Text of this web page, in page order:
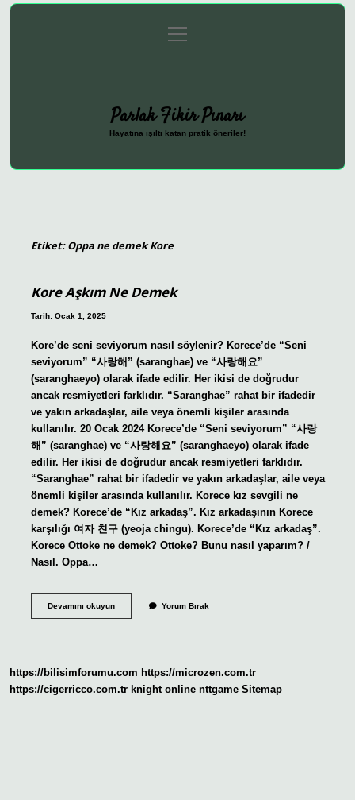
Gizlilik Politikası
menüyü
aç
Parlak Fikir Pınarı
Hayatına ışıltı katan pratik öneriler!
Etiket:Oppa ne demek Kore
Kore Aşkım Ne Demek
Tarih: Ocak 1, 2025
Kore’de seni seviyorum nasıl söylenir? Korece’de “Seni
seviyorum” “사랑해” (saranghae) ve “사랑해요”
(saranghaeyo) olarak ifade edilir. Her ikisi de doğrudur
ancak resmiyetleri farklıdır. “Saranghae” rahat bir ifadedir
ve yakın arkadaşlar, aile veya önemli kişiler arasında
kullanılır. 20 Ocak 2024 Korece’de “Seni seviyorum” “사랑
해” (saranghae) ve “사랑해요” (saranghaeyo) olarak ifade
edilir. Her ikisi de doğrudur ancak resmiyetleri farklıdır.
“Saranghae” rahat bir ifadedir ve yakın arkadaşlar, aile veya
önemli kişiler arasında kullanılır. Korece kız sevgili ne
demek? Korece’de “Kız arkadaş”. Kız arkadaşının Korece
karşılığı 여자 친구 (yeoja chingu). Korece’de “Kız arkadaş”.
Korece Ottoke ne demek? Ottoke? Bunu nasıl yaparım? /
Nasıl. Oppa…
Devamını okuyunKore
Yorum Bırak
https://bilisimforumu.com https://microzen.com.tr
https://cigerricco.com.tr knight online nttgame Sitemap